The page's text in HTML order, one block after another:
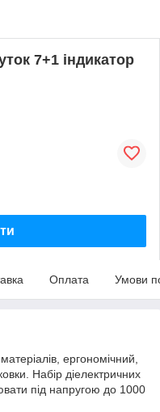
7+1 індикатор
Оплата Умови
ергономічний,
Набір діелектричних
під напругою до 1000